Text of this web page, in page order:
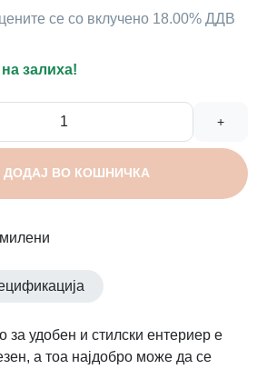
цените се со вклучено 18.00% ДДВ
залиха!
+
ДОДАЈ ВО КОШНИЧКА
за удобен и стилски ентериер е
а тоа најдобро може да се